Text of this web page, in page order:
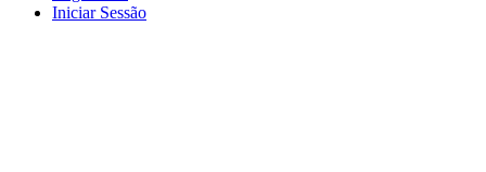
Iniciar Sessão